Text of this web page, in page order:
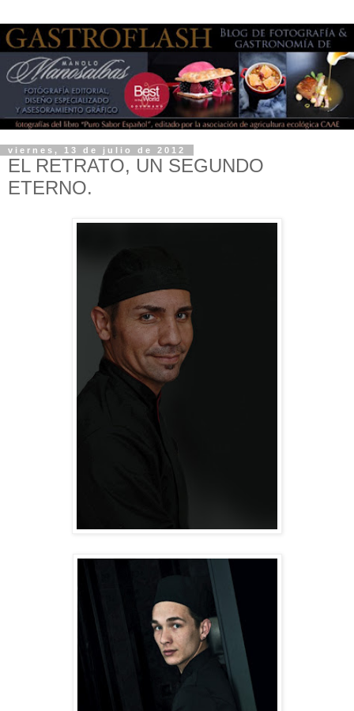
viernes, 13 de julio de 2012
EL RETRATO, UN SEGUNDO
ETERNO.